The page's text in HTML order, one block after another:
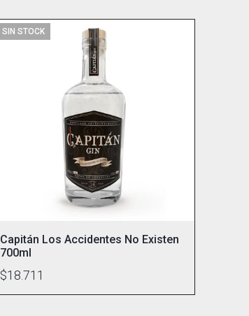
SIN STOCK
Capitán Los Accidentes No Existen
700ml
$18.711